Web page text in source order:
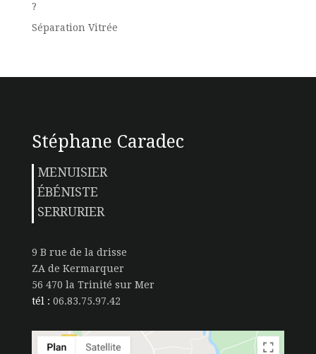
?
Séparation Vitrée
Stéphane Caradec
MENUISIER
ÉBÉNISTE
SERRURIER
9 B rue de la drisse
ZA de Kermarquer
56 470 la Trinité sur Mer
tél : 06.83.75.97.42